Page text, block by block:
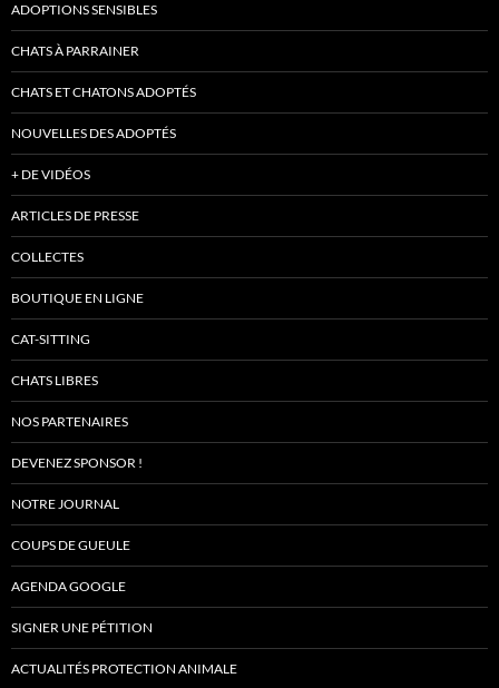
ADOPTIONS SENSIBLES
CHATS À PARRAINER
CHATS ET CHATONS ADOPTÉS
NOUVELLES DES ADOPTÉS
+ DE VIDÉOS
ARTICLES DE PRESSE
COLLECTES
BOUTIQUE EN LIGNE
CAT-SITTING
CHATS LIBRES
NOS PARTENAIRES
DEVENEZ SPONSOR !
NOTRE JOURNAL
COUPS DE GUEULE
AGENDA GOOGLE
SIGNER UNE PÉTITION
ACTUALITÉS PROTECTION ANIMALE